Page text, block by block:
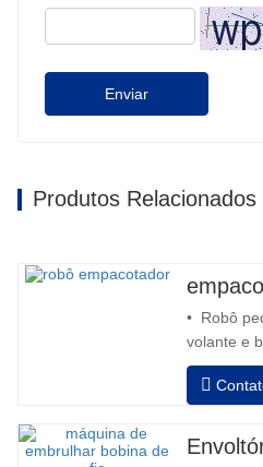
Enviar
Produtos Relacionados
• Robô
volante e
retroceder
da coluna
bateria